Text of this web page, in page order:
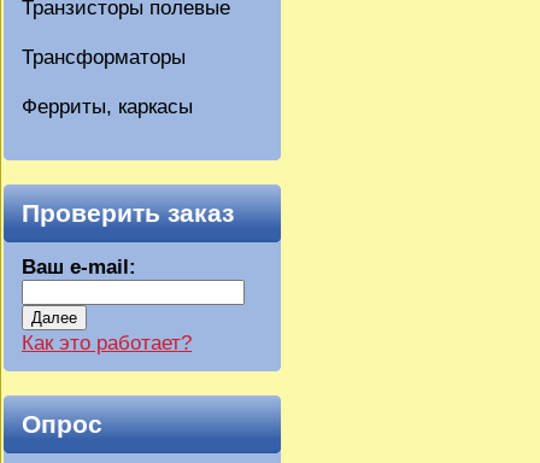
Транзисторы полевые
Трансформаторы
Ферриты, каркасы
Проверить заказ
Ваш e-mail:
Далее
Как это работает?
Опрос